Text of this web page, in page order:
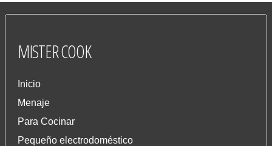
MISTERCOOK
Inicio
Menaje
Para Cocinar
Pequeño electrodoméstico